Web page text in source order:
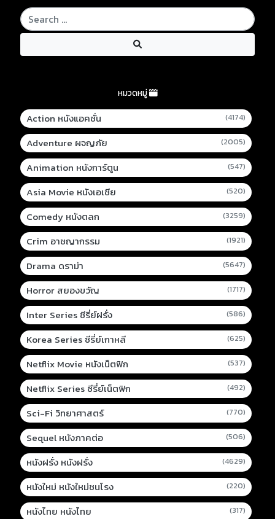
หมวดหมู่
Action หนังแอคชั่น (4174)
Adventure ผจญภัย (2005)
Animation หนังการ์ตูน (547)
Asia Movie หนังเอเชีย (520)
Comedy หนังตลก (3259)
Crim อาชญากรรม (1921)
Drama ดราม่า (5647)
Horror สยองขวัญ (1717)
Inter Series ซีรี่ย์ฝรั่ง (586)
Korea Series ซีรี่ย์เกาหลี (625)
Netflix Movie หนังเน็ตฟิก (537)
Netflix Series ซีรี่ย์เน็ตฟิก (492)
Sci-Fi วิทยาศาสตร์ (770)
Sequel หนังภาคต่อ (506)
หนังฝรั่ง หนังฝรั่ง (4629)
หนังใหม่ หนังใหม่ชนโรง (220)
หนังไทย หนังไทย (317)